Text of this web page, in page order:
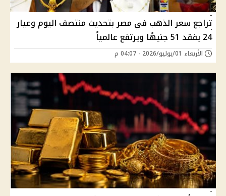
تراجع سعر الذهب في مصر بتحديث منتصف اليوم وعيار
24 يفقد 51 جنيهًا ويرتفع عالمياً
الأربعاء 01/يوليو/2026 - 04:07 م